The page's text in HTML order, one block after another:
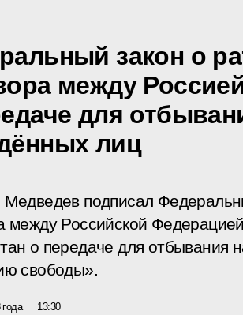
закон о
между
для
лиц
подписал
между Российской
о передаче для отбывания
свободы».
года 13:30